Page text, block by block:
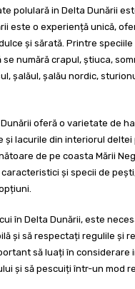
polulară in Delta Dunării
este o experiență unică,
și sărată. Printre
se numără crapul, știuca,
șalăul, șalău nordic,
Dunării oferă o varietate de
și lacurile din interiorul deltei
de pe coasta Mării
și specii de
în Delta Dunării, este
și să respectați regulile și
să luați în considerare
și să pescuiți într-un mod